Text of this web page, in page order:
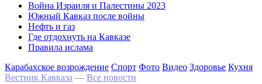
Война Израиля и Палестины 2023
Южный Кавказ после войны
Нефть и газ
Где отдохнуть на Кавказе
Правила ислама
Карабахское возрождение Спорт Фото Видео Здоровье Кухня
Вестник Кавказа — Все новости